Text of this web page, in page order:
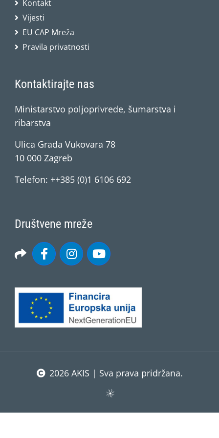
Kontakt
Vijesti
EU CAP Mreža
Pravila privatnosti
Kontaktirajte nas
Ministarstvo poljoprivrede, šumarstva i
ribarstva
Ulica Grada Vukovara 78
10 000 Zagreb
Telefon: ++385 (0)1 6106 692
Društvene mreže
2026 AKIS | Sva prava pridržana.